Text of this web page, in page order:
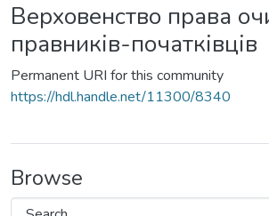
Верховенство права
правників-початківців
Permanent URI for this community
https://hdl.handle.net/11300/8340
Browse